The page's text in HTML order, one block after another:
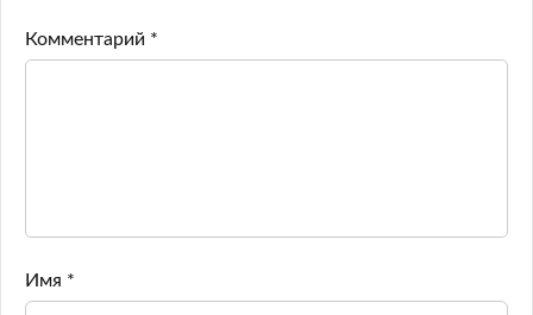
Комментарий *
Имя *